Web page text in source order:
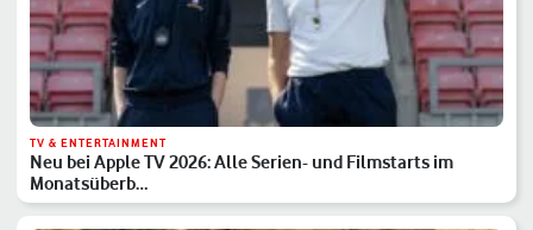
TV & ENTERTAINMENT
Neu bei Apple TV 2026: Alle Serien- und Filmstarts im
Monatsüberb…